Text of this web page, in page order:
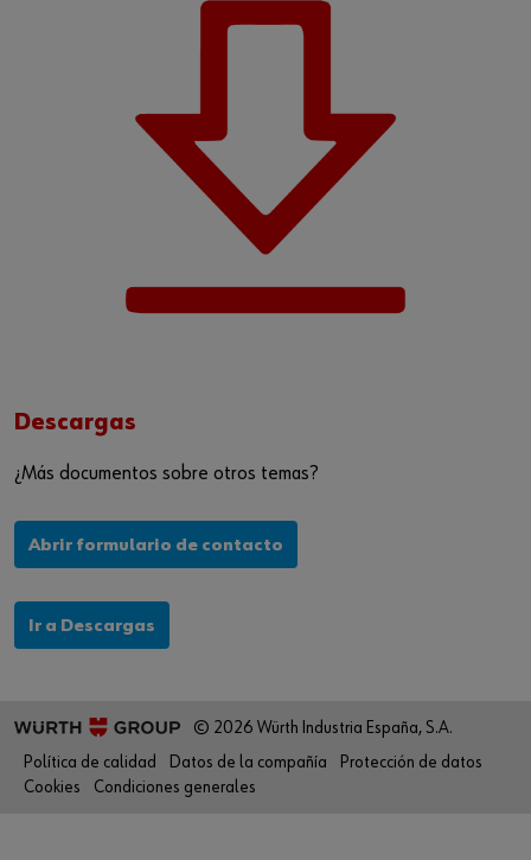
Descargas
¿Más documentos sobre otros temas?
Abrir formulario de contacto
Ir a Descargas
© 2026 Würth Industria España, S.A.
Política de calidad
Datos de la compañía
Protección de datos
Cookies
Condiciones generales